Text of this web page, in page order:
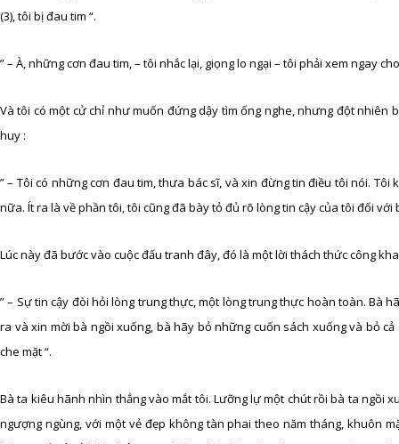
(3), tôi bị đau tim “.
” – À, những cơn đau tim, – tôi nhắc lại, giọng lo ngại – tôi phải xem ngay
Và tôi có một cử chỉ như muốn đứng dậy tìm ống nghe, nhưng đột
huy :
” – Tôi có những cơn đau tim, thưa bác sĩ, và xin đừng tin điều tôi nói.
nữa. Ít ra là về phần tôi, tôi cũng đã bày tỏ đủ rõ lòng tin cậy của tôi đối với
Lúc này đã bước vào cuộc đấu tranh đây, đó là một lời thách thức công
” – Sự tin cậy đòi hỏi lòng trung thực, một lòng trung thực hoàn toàn. Bà
ra và xin mời bà ngồi xuống, bà hãy bỏ những cuốn sách xuống và bỏ
che mặt “.
Bà ta kiêu hãnh nhìn thẳng vào mắt tôi. Lưỡng lự một chút rồi bà ta ngồi
ngượng ngùng, với một vẻ đẹp không tàn phai theo năm tháng, khuôn